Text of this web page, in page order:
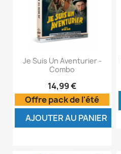
Je Suis Un Aventurier -
Combo
14,99 €
Offre pack de l'été
AJOUTER AU PANIER